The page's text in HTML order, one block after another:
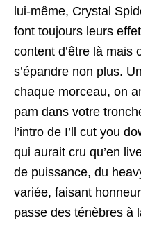
lui-même, Crystal
font toujours leurs
content d’être là mais
s’épandre non plus.
chaque morceau, on
pam dans votre
l’intro de I’ll cut you
qui aurait cru qu’en
de puissance, du
variée, faisant
passe des ténèbres à